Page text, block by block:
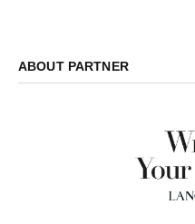
ABOUT PARTNER